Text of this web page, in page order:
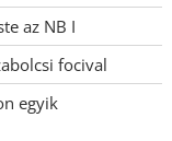
az NB I
focival
egyik